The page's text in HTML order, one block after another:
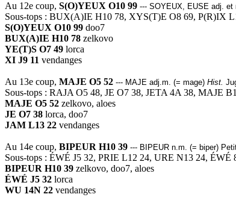
Au 12e coup, S(O)YEUX O10 99 --- SOYEUX, EUSE adj. et
Sous-tops : BUX(A)IE H10 78, XYS(T)E O8 69, P(R)IX
S(O)YEUX O10 99 doo7
BUX(A)IE H10 78 zelkovo
YE(T)S O7 49 lorca
XI J9 11 vendanges
Au 13e coup, MAJE O5 52 --- MAJE adj.m. (= mage) Hist.
Sous-tops : RAJA O5 48, JE O7 38, JETA 4A 38, MAJE
MAJE O5 52 zelkovo, aloes
JE O7 38 lorca, doo7
JAM L13 22 vendanges
Au 14e coup, BIPEUR H10 39 --- BIPEUR n.m. (= biper)
Sous-tops : ÉWÉ J5 32, PRIE L12 24, URE N13 24,
BIPEUR H10 39 zelkovo, doo7, aloes
ÉWÉ J5 32 lorca
WU 14N 22 vendanges